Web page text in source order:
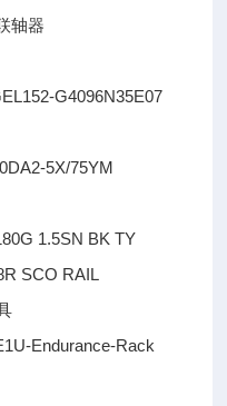
轴器
G4096N35E07
5X/75YM
1.5SN BK TY
SCO RAIL
Endurance-Rack